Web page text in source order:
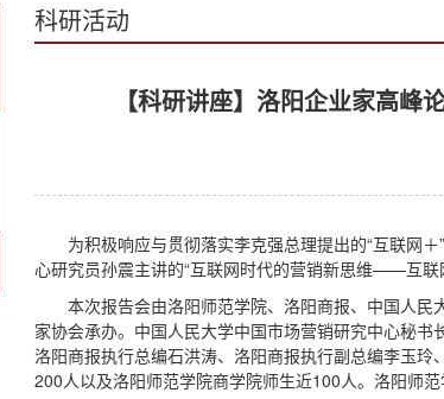
科研活动
【科研讲座】洛阳企业家高
为积极响应与贯彻落实李克强总理提出的“互联网
心研究员孙震主讲的“互联网时代的营销新思维——互联
本次报告会由洛阳师范学院、洛阳商报、中国人
家协会承办。中国人民大学中国市场营销研究中心秘书
洛阳商报执行总编石洪涛、洛阳商报执行副总编李玉
200人以及洛阳师范学院商学院师生近100人。洛阳师